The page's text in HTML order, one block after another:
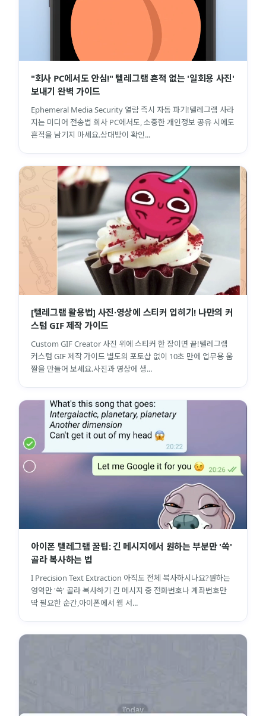
"회사 PC에서도 안심!" 텔레그램 흔적 없는 '일회용 사진'
보내기 완벽 가이드
Ephemeral Media Security 열람 즉시 자동 파기!텔레그램 사라
지는 미디어 전송법 회사 PC에서도, 소중한 개인정보 공유 시에도
흔적을 남기지 마세요.상대방이 확인...
[텔레그램 활용법] 사진·영상에 스티커 입히기! 나만의 커
스텀 GIF 제작 가이드
Custom GIF Creator 사진 위에 스티커 한 장이면 끝!텔레그램
커스텀 GIF 제작 가이드 별도의 포토샵 없이 10초 만에 업무용 움
짤을 만들어 보세요.사진과 영상에 생...
아이폰 텔레그램 꿀팁: 긴 메시지에서 원하는 부분만 '쏙'
골라 복사하는 법
I Precision Text Extraction 아직도 전체 복사하시나요?원하는
영역만 '쏙' 골라 복사하기 긴 메시지 중 전화번호나 계좌번호만
딱 필요한 순간,아이폰에서 웹 서...